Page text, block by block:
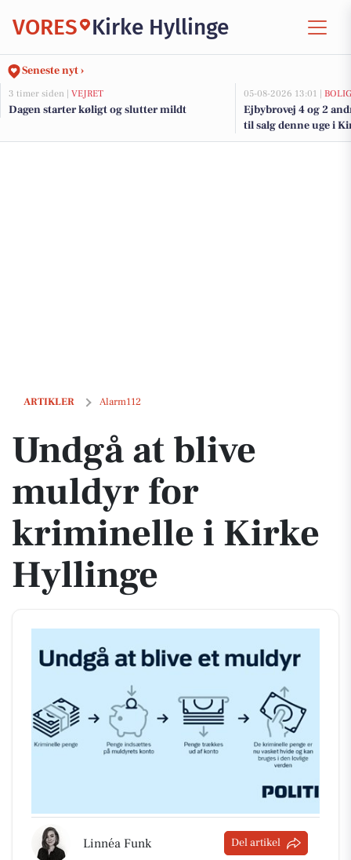
VORES Kirke Hyllinge
Seneste nyt ›
3 timer siden | VEJRET
Dagen starter køligt og slutter mildt
05-08-2026 13:01 |
Ejbybrovej 4 og 2
til salg denne uge i
boligerne her.
ARTIKLER Alarm112
Undgå at blive muldyr for kriminelle i Kirke Hyllinge
Undgå at blive
muldyr for
kriminelle i Kirke
Hyllinge
Linnéa Funk Del artikel